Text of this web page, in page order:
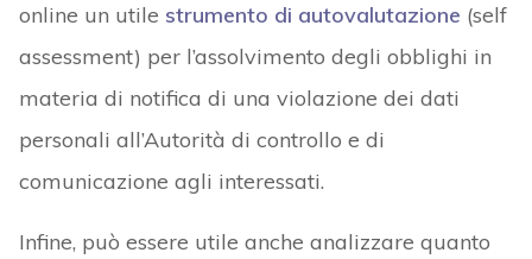
online un utile strumento di autovalutazione (self
assessment) per l’assolvimento degli obblighi in
materia di notifica di una violazione dei dati
personali all’Autorità di controllo e di
comunicazione agli interessati.
Infine, può essere utile anche analizzare quanto